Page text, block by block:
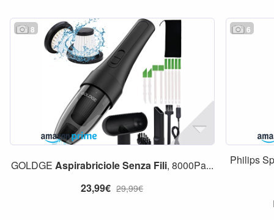
8
GOLDGE AspirabricioleSenza Fili, 8000Pa...
23,99€ 29,99€
6
Philips